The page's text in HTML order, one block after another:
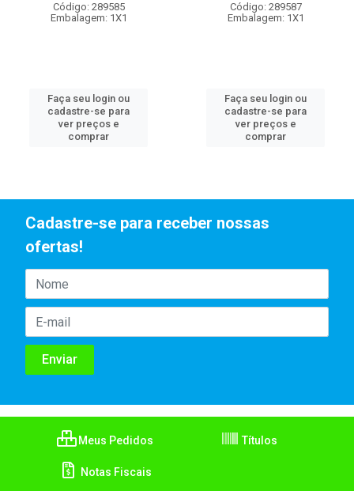
Código: 289585
Embalagem: 1X1
Faça seu login ou
cadastre-se para
ver preços e
comprar
Código: 289587
Embalagem: 1X1
Faça seu login ou
cadastre-se para
ver preços e
comprar
Cadastre-se para receber nossas
ofertas!
Meus Pedidos Títulos
Notas Fiscais